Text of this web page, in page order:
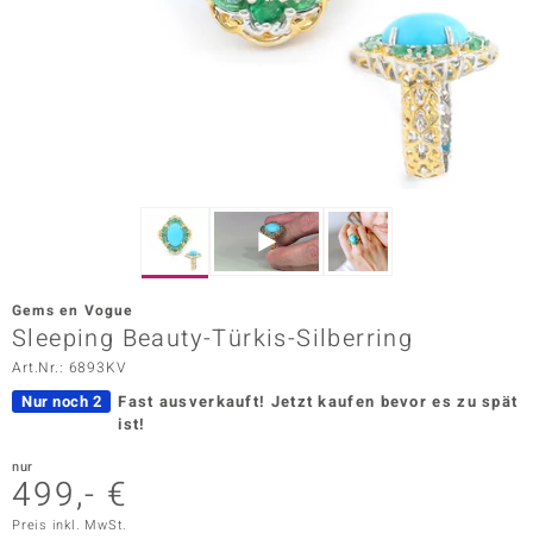
Vogue
Gems en Vogue
Sleeping Beauty-Türkis-Silberring
Art.Nr.: 6893KV
Nur noch 2 Fast ausverkauft! Jetzt kaufen bevor es zu spät
ist!
nur
499,- €
Preis inkl. MwSt.